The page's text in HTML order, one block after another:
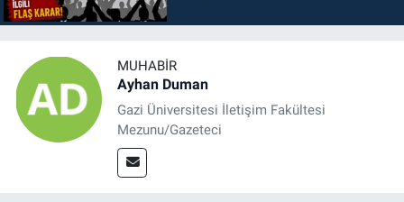
MUHABIR
Ayhan Duman
Gazi Üniversitesi İletişim Fakültesi
Mezunu/Gazeteci